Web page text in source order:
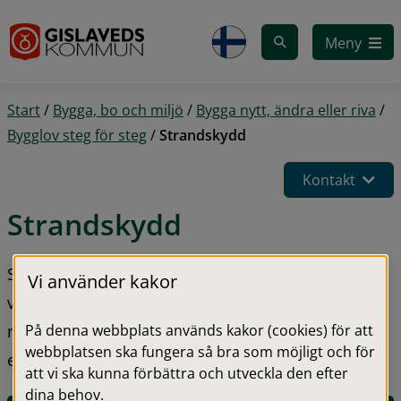
Meny
Start/ Bygga, bo och miljö / Bygga nytt, ändra eller riva /
Bygglov steg för steg/Strandskydd
Kontakt
Strandskydd
Strandskyddet gäller vid alla kuster, sjöar och
vattendrag. Det skyddade området är normalt 100
meter från strandkanten, men vissa områden har
ett utökat strandskydd med upp till 300 meter.
Vi använder kakor
På denna webbplats används kakor (cookies) för att
webbplatsen ska fungera så bra som möjligt och för
att vi ska kunna förbättra och utveckla den efter
dina behov.